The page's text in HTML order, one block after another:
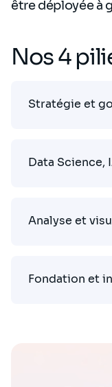
être déployée à
Nos 4
Stratégie et
Data Science,
Analyse et
Fondation et